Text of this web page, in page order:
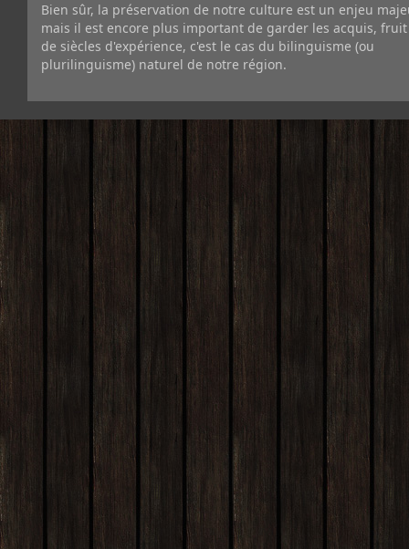
Bien sûr, la préservation de notre culture est un enjeu
mais il est encore plus important de garder les acquis, fruit
de siècles d'expérience, c'est le cas du bilinguisme (ou
plurilinguisme) naturel de notre région.